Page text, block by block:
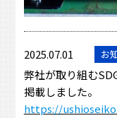
2025.07.01 お
弊社が取り組む
掲載しました。
https://